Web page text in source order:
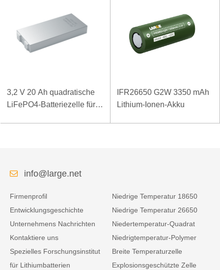
3,2 V 20 Ah quadratische
LiFePO4-Batteriezelle für
IFR26650 G2W 3350 mAh
Lithium-Ionen-Akku
info@large.net
Firmenprofil
Entwicklungsgeschichte
Unternehmens Nachrichten
Kontaktiere uns
Spezielles Forschungsinstitut
für Lithiumbatterien
Niedrige Temperatur 18650
Niedrige Temperatur 26650
Niedertemperatur-Quadrat
Niedrigtemperatur-Polymer
Breite Temperaturzelle
Explosionsgeschützte Zelle